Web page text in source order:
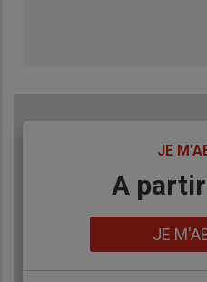
JE
A
JE